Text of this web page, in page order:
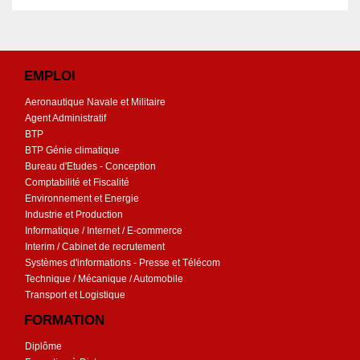
EMPLOI
Aeronautique Navale et Militaire
Agent Administratif
BTP
BTP Génie climatique
Bureau d'Etudes - Conception
Comptabilité et Fiscalité
Environnement et Energie
Industrie et Production
Informatique / Internet / E-commerce
Interim / Cabinet de recrutement
Systèmes d'informations - Presse et Télécom
Technique / Mécanique / Automobile
Transport et Logistique
FORMATION
Diplôme